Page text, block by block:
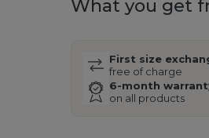
What you get
First size
free of charge
6-month
on all products